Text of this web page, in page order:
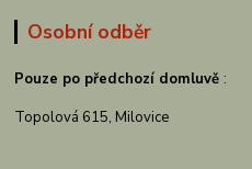
Osobní odběr
Pouze po předchozí domluvě :
Topolová 615, Milovice